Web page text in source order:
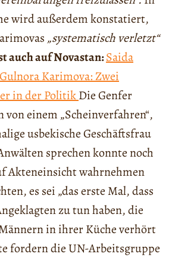
wird außerdem konstatiert,
„systematisch verletzt“
auch auf Novastan:Saida
Karimova: Zwei
in der PolitikDie Genfer
einem „Scheinverfahren“,
usbekische Geschäftsfrau
sprechen konnte noch
Akteneinsicht wahrnehmen
es sei „das erste Mal, dass
zu tun haben, die
in ihrer Küche verhört
fordern die UN-Arbeitsgruppe